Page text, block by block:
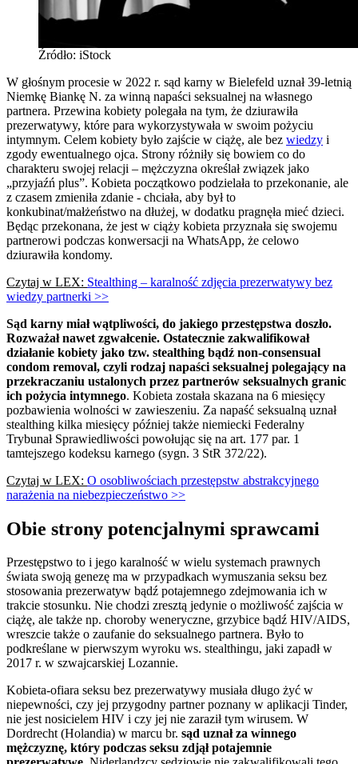
Źródło: iStock
W głośnym procesie w 2022 r. sąd karny w Bielefeld uznał 39-letnią
Niemkę Biankę N. za winną napaści seksualnej na własnego
partnera. Przewina kobiety polegała na tym, że dziurawiła
prezerwatywy, które para wykorzystywała w swoim pożyciu
intymnym. Celem kobiety było zajście w ciążę, ale bez wiedzy i
zgody ewentualnego ojca. Strony różniły się bowiem co do
charakteru swojej relacji – mężczyzna określał związek jako
„przyjaźń plus”. Kobieta początkowo podzielała to przekonanie, ale
z czasem zmieniła zdanie - chciała, aby był to
konkubinat/małżeństwo na dłużej, w dodatku pragnęła mieć dzieci.
Będąc przekonana, że jest w ciąży kobieta przyznała się swojemu
partnerowi podczas konwersacji na WhatsApp, że celowo
dziurawiła kondomy.
Czytaj w LEX: Stealthing – karalność zdjęcia prezerwatywy bez
wiedzy partnerki >>
Sąd karny miał wątpliwości, do jakiego przestępstwa doszło.
Rozważał nawet zgwałcenie. Ostatecznie zakwalifikował
działanie kobiety jako tzw. stealthing bądź non-consensual
condom removal, czyli rodzaj napaści seksualnej polegający na
przekraczaniu ustalonych przez partnerów seksualnych granic
ich pożycia intymnego. Kobieta została skazana na 6 miesięcy
pozbawienia wolności w zawieszeniu. Za napaść seksualną uznał
stealthing kilka miesięcy później także niemiecki Federalny
Trybunał Sprawiedliwości powołując się na art. 177 par. 1
tamtejszego kodeksu karnego (sygn. 3 StR 372/22).
Czytaj w LEX: O osobliwościach przestępstw abstrakcyjnego
narażenia na niebezpieczeństwo >>
Obie strony potencjalnymi sprawcami
Przestępstwo to i jego karalność w wielu systemach prawnych
świata swoją genezę ma w przypadkach wymuszania seksu bez
stosowania prezerwatyw bądź potajemnego zdejmowania ich w
trakcie stosunku. Nie chodzi zresztą jedynie o możliwość zajścia w
ciążę, ale także np. choroby weneryczne, grzybice bądź HIV/AIDS,
wreszcie także o zaufanie do seksualnego partnera. Było to
podkreślane w pierwszym wyroku ws. stealthingu, jaki zapadł w
2017 r. w szwajcarskiej Lozannie.
Kobieta-ofiara seksu bez prezerwatywy musiała długo żyć w
niepewności, czy jej przygodny partner poznany w aplikacji Tinder,
nie jest nosicielem HIV i czy jej nie zaraził tym wirusem. W
Dordrecht (Holandia) w marcu br. sąd uznał za winnego
mężczyznę, który podczas seksu zdjął potajemnie